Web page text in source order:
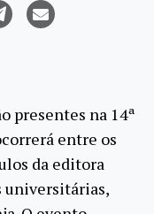
presentes na 14ª
entre os
da editora
universitárias,